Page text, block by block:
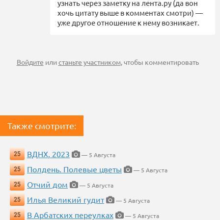
узнать через заметку на лента.ру (да вон
хочь цитату выше в комментах смотри) —
уже другое отношение к нему возникает.
Войдите илистаньте участником, чтобы комментировать
Также смотрите:
25 ВДНХ, 2023
— 5 Августа
25
Полдень. Полевые цветы
— 5 Августа
25
Отчий дом
— 5 Августа
25
Илья Великий гудит
— 5 Августа
25
В Арбатских переулках — 5 Августа